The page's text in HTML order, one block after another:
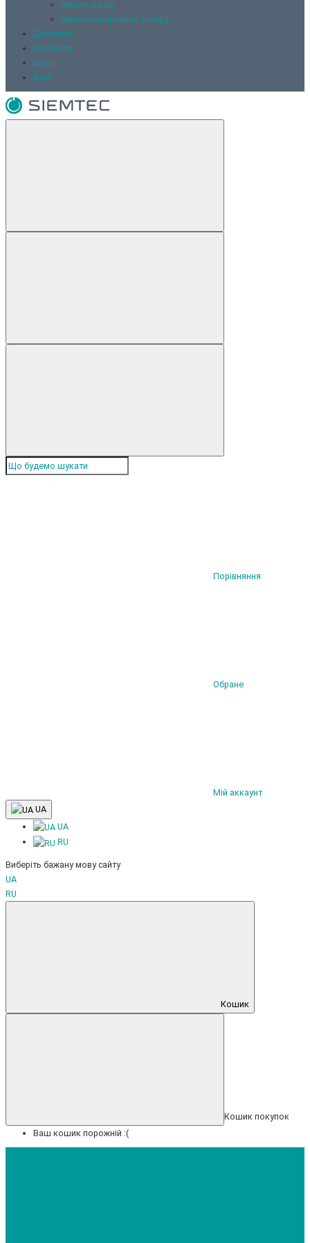
Умови згоди
Умови повернення товару
Доставка
Контакти
Акції
Блог
Порівняння
Обране
Мій аккаунт
UA
UA
RU
Виберіть бажану мову сайту
UA
RU
Кошик
Кошик покупок
Ваш кошик порожній :(